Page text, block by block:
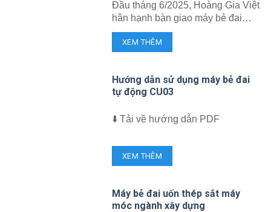
Đầu tháng 6/2025, Hoàng Gia Việt
hân hạnh bàn giao máy bẻ đai
CU03 thế hệ mới cho một khách
hàng lâu năm đã sử dụng sản
chúng tôi vô cùng tự hào là chiếc
máy bẻ đai cũ sau hơn […]
XEM THÊM
Hướng dẫn sử dụng máy bẻ đai
tự động CU03
⬇️ Tải về hướng dẫn PDF
XEM THÊM
Máy bẻ đai uốn thép sắt máy
móc ngành xây dựng